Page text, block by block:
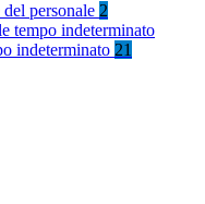
personale 2
tempo indeterminato
indeterminato 21